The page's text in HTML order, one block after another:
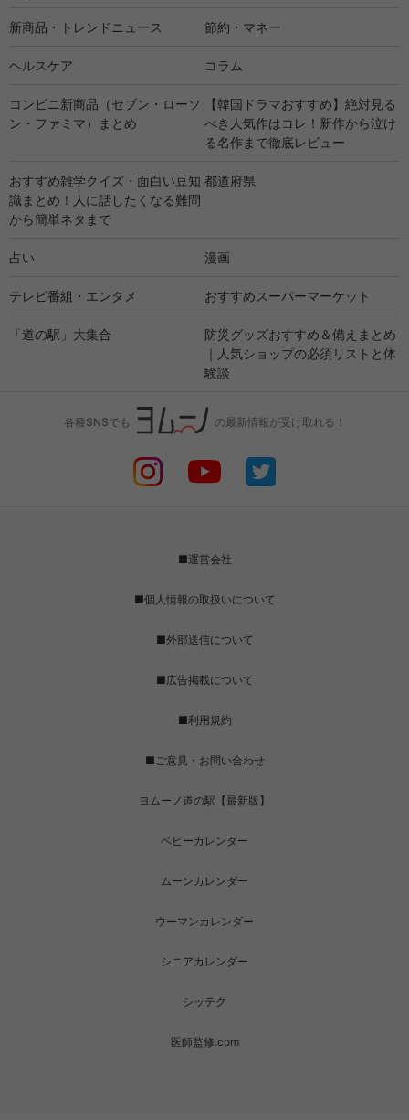
新商品・トレンドニュース 節約・マネー
ヘルスケア コラム
コンビニ新商品（セブン・ローソ
ン・ファミマ）まとめ
【韓国ドラマおすすめ】絶対見る
べき人気作はコレ！新作から泣け
る名作まで徹底レビュー
おすすめ雑学クイズ・面白い豆知
識まとめ！人に話したくなる難問
から簡単ネタまで
都道府県
占い 漫画
テレビ番組・エンタメ おすすめスーパーマーケット
「道の駅」大集合
防災グッズおすすめ＆備えまとめ
｜人気ショップの必須リストと体
験談
各種SNSでも の最新情報が受け取れる！
■運営会社
■個人情報の取扱いについて
■外部送信について
■広告掲載について
■利用規約
■ご意見・お問い合わせ
ヨムーノ道の駅【最新版】
ベビーカレンダー
ムーンカレンダー
ウーマンカレンダー
シニアカレンダー
シッテク
医師監修.com